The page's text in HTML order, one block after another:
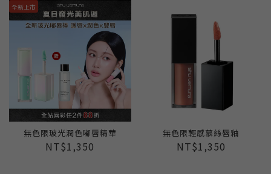
全新上市
無色限玻光潤色嘟唇精華
NT$1,350
無色限輕感慕絲唇釉
NT$1,350